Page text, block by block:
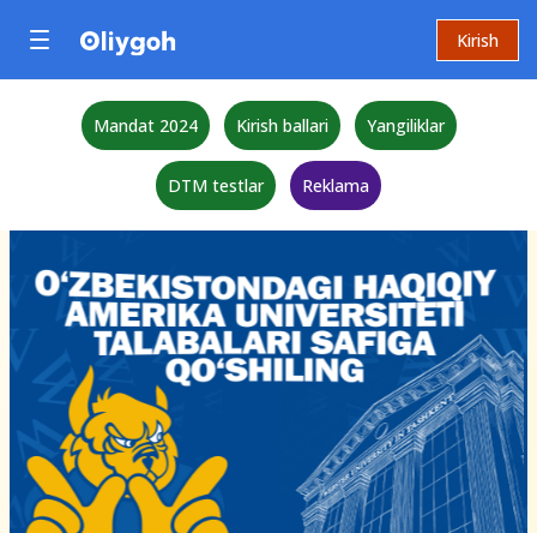
Kirish
Mandat 2024 Kirish ballari Yangiliklar
DTM testlar Reklama